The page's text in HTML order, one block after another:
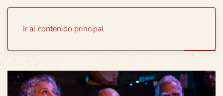
Ir al contenido principal